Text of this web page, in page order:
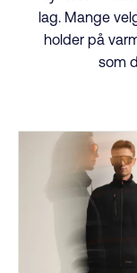
lag. Mange
holder på
som